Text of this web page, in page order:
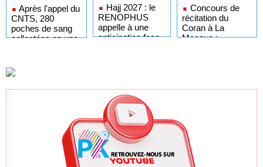
Après l'appel du
CNTS, 280
poches de sang
collectées en une
Hajj 2027 : le
RENOPHUS
appelle à une
anticipation face
Concours de
récitation du
Coran à La
Mecque :
sénégalaise